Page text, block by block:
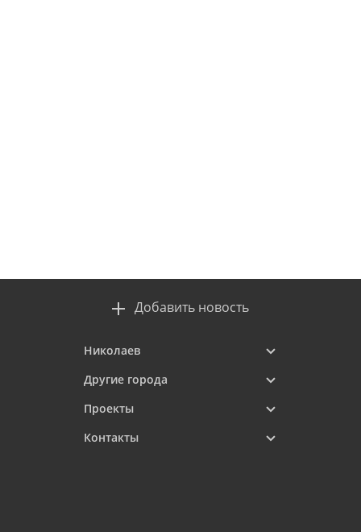
Добавить новость
Николаев
Другие города
Проекты
Контакты